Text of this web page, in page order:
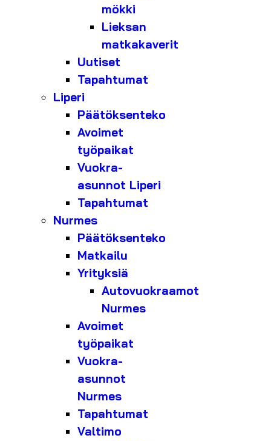
mökki
Lieksan
matkakaverit
Uutiset
Tapahtumat
Liperi
Päätöksenteko
Avoimet
työpaikat
Vuokra-
asunnot Liperi
Tapahtumat
Nurmes
Päätöksenteko
Matkailu
Yrityksiä
Autovuokraamot
Nurmes
Avoimet
työpaikat
Vuokra-
asunnot
Nurmes
Tapahtumat
Valtimo